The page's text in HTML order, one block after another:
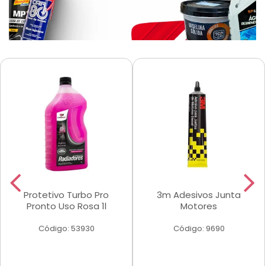
Protetivo Turbo Pro
Pronto Uso Rosa 1l
Código: 53930
3m Adesivos Junta
Motores
Código: 9690